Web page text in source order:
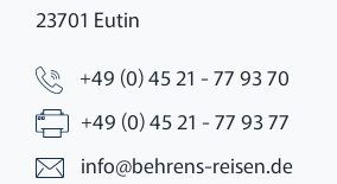
23701 Eutin
+49 (0) 45 21 - 77 93 70
+49 (0) 45 21 - 77 93 77
info@behrens-reisen.de